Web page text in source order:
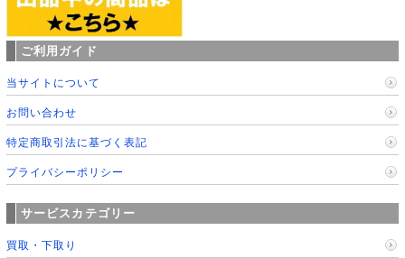
ご利用ガイド
当サイトについて
お問い合わせ
特定商取引法に基づく表記
プライバシーポリシー
サービスカテゴリー
買取・下取り